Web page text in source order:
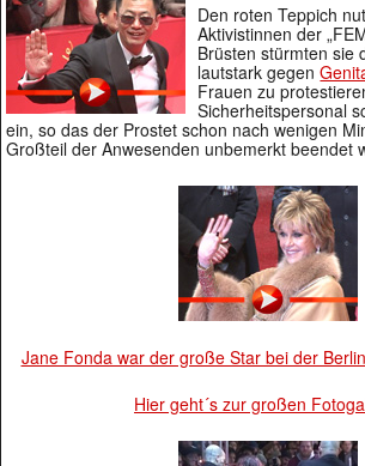
Den roten Teppich
Aktivistinnen der
Brüsten stürmten sie
lautstark gegen
Frauen zu
Sicherheitspersonal
ein, so das der Prostet schon nach wenigen
Großteil der Anwesenden unbemerkt beendet
Jane Fonda war der große Star bei der
Hier geht´s zur großen